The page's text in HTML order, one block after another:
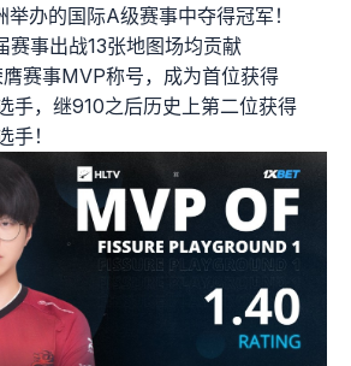
办的国际A级赛事中夺得冠军！
事出战13张地图场均贡献
赛事MVP称号，成为首位获得
手，继910之后历史上第二位获得
！